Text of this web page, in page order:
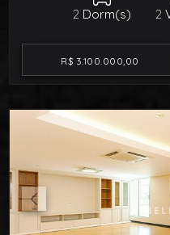
2 Dorm(s) 2
R$ 3.100.000,00